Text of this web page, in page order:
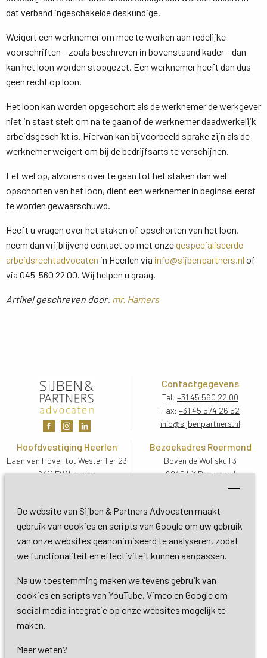
De website van Sijben & Partners Advocaten maakt
gebruik van cookies en scripts van Google om uw gebruik
van onze websites geanonimiseerd te analyseren, zodat
we functionaliteit en effectiviteit kunnen aanpassen.
Na uw toestemming maken we tevens gebruik van
cookies en scripts van YouTube, Vimeo en Google om
social media integratie op onze websites mogelijk te
maken.
Meer weten?
dat verband ingeschakelde deskundige.
Weigert een werknemer om mee te werken aan redelijke
voorschriften – zoals beschreven in bovenstaand kader – dan
kan het loon worden stopgezet. Een werknemer heeft dan dus
geen recht op loon.
Het loon kan worden opgeschort als de werknemer de werkgever
niet in staat stelt om na te gaan of de werknemer daadwerkelijk
arbeidsgeschikt is. Hiervan kan bijvoorbeeld sprake zijn als de
werknemer weigert om bij de bedrijfsarts te verschijnen.
Let wel op, alvorens over te gaan tot het staken dan wel
opschorten van het loon, dient een werknemer in beginsel eerst
te worden gewaarschuwd.
Heeft u vragen over het staken of opschorten van het loon,
neem dan vrijblijvend contact op met onzegespecialiseerde
arbeidsrechtadvocaten in Heerlen via info@sijbenpartners.nl of
via 045-560 22 00. Wij helpen u graag.
Artikel geschreven door:mr. Hamers
Contactgegevens
Tel: +31 45 560 22 00
Fax: +31 45 574 26 52
info@sijbenpartners.nl
Hoofdvestiging Heerlen
Laan van Hövell tot Westerflier 23
6411 EW Heerlen
Bezoekadres Roermond
Boven de Wolfskuil 3
6049 LX Roermond
Routebeschrijving
Bezoekadres De Bilt
Soestdijkseweg Zuid 13
3732 HC De Bilt (Utrecht)
Copyright 2026 © Sijben & Partners